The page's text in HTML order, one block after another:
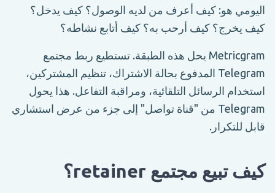
اليومي هو: كيف أعرف من لديه الوصول؟ كيف يدخل؟
كيف يخرج؟ كيف أرحب به؟ كيف أتابع نشاطه؟
Metricgram يحل هذه الطبقة. تستطيع ربط مجتمع
Telegram المدفوع بحالة الاشتراك، تنظيم المشتركين،
استخدام الرسائل التلقائية، ومراقبة التفاعل. هذا يحول
Telegram من "قناة تواصل" إلى جزء من عرض استشاري
قابل للتكرار.
كيف تبيع مجتمع retainer؟